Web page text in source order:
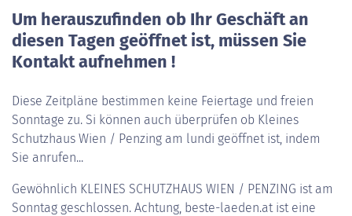
Um herauszufinden ob Ihr Geschäft an
diesen Tagen geöffnet ist, müssen Sie
Kontakt aufnehmen !
Diese Zeitpläne bestimmen keine Feiertage und freien
Sonntage zu. Si können auch überprüfen ob Kleines
Schutzhaus Wien / Penzing am lundi geöffnet ist, indem
Sie anrufen...
Gewöhnlich KLEINES SCHUTZHAUS WIEN / PENZING ist am
Sonntag geschlossen. Achtung, beste-laeden.at ist eine